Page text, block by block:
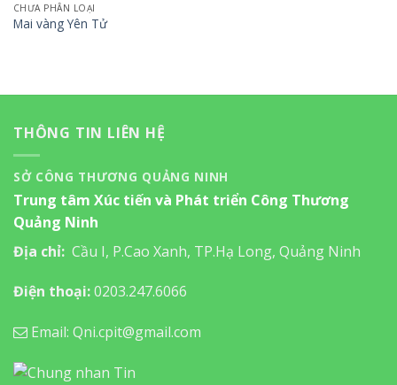
CHƯA PHÂN LOẠI
Mai vàng Yên Tử
THÔNG TIN LIÊN HỆ
SỞ CÔNG THƯƠNG QUẢNG NINH
Trung tâm Xúc tiến và Phát triển Công Thương
Quảng Ninh
Địa chỉ: Cầu I, P.Cao Xanh, TP.Hạ Long, Quảng Ninh
Điện thoại:0203.247.6066
Email: Qni.cpit@gmail.com